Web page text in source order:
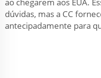
dúvidas, mas a CC
antecipadamente para